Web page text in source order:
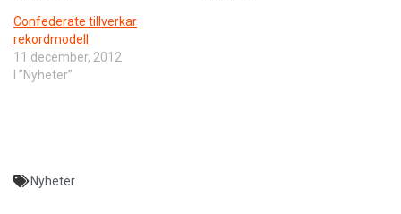
Confederate tillverkar
rekordmodell
11 december, 2012
I ”Nyheter”
Nyheter